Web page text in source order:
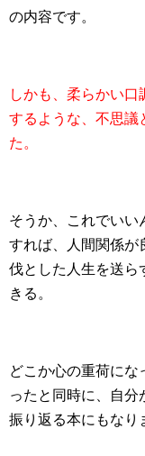
の内容です。
しかも、柔らかい口
するような、不思議
た。
そうか、これでいい
すれば、人間関係が
伐とした人生を送ら
きる。
どこか心の重荷に
ったと同時に、自分
振り返る本にもなり